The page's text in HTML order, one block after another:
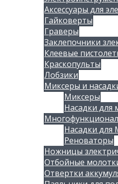
Аксессуары для
Гайковерты
Граверы
Заклепочники
Клеевые
Краскопульты
Лобзики
Миксеры и
Миксеры
Насадки для
Насадки
Реноваторы
Ножницы
Отбойные
Отвертки